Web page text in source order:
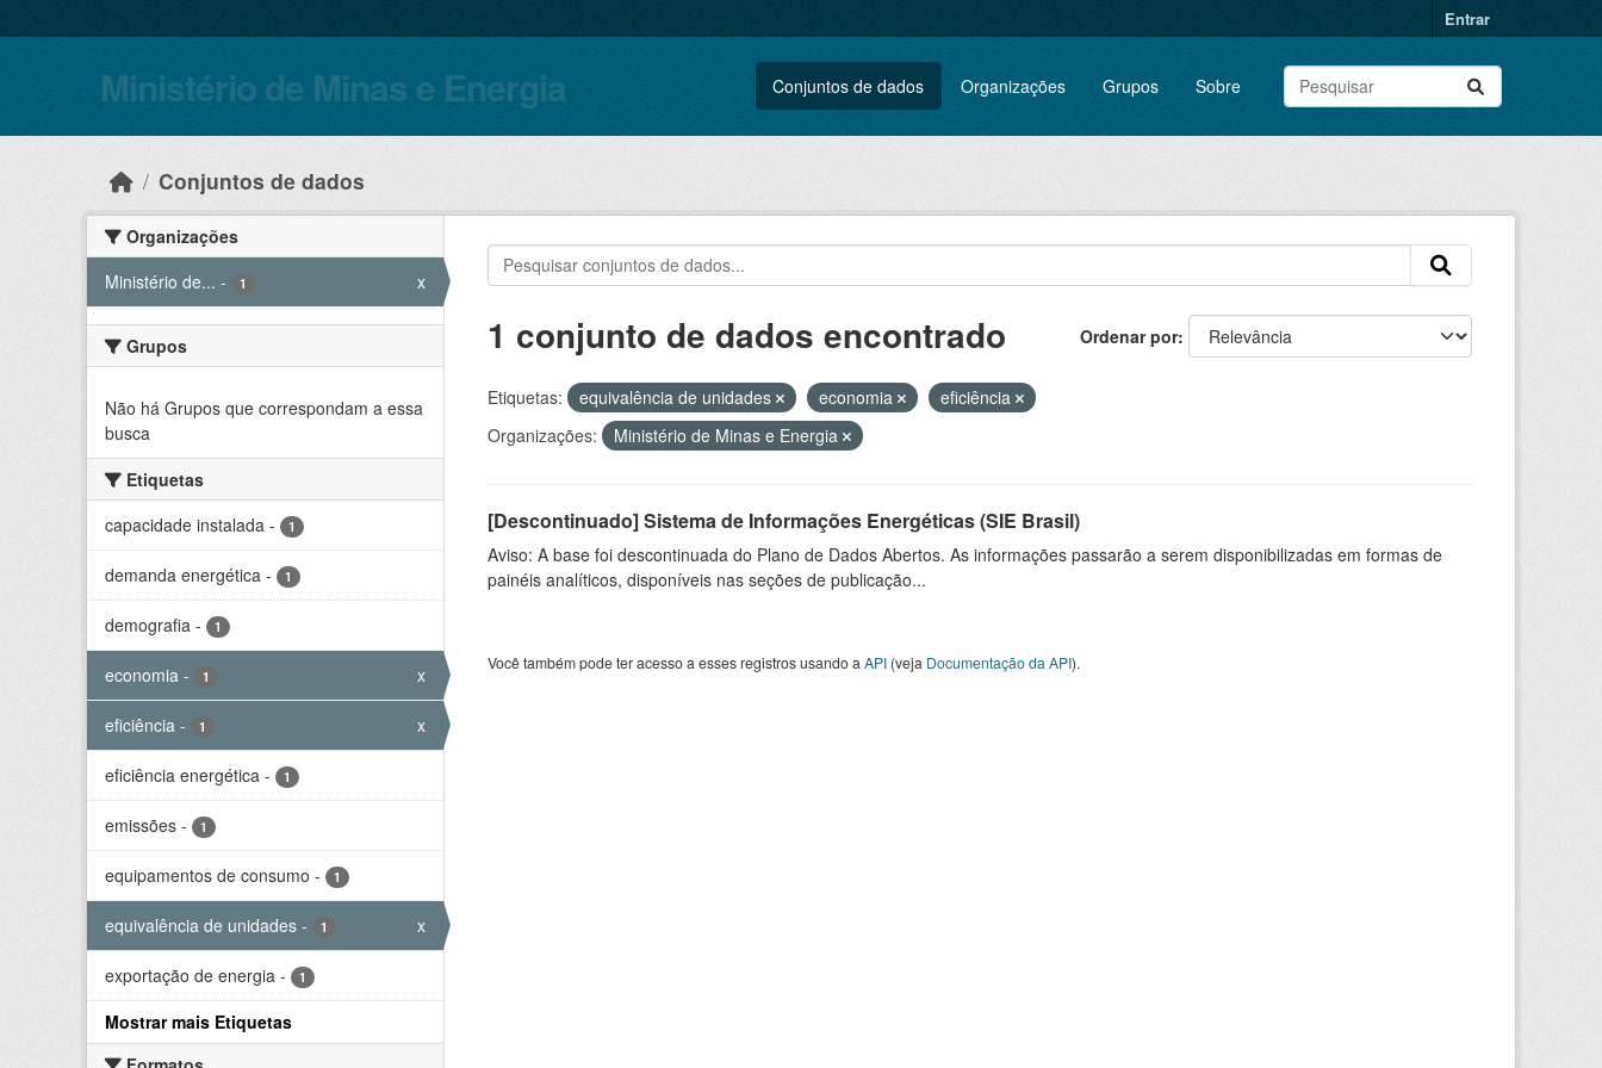
Entrar
Ministério de Minas e Energia Conjuntos de dados Organizações Grupos Sobre
Conjuntos de dados
Organizações
Ministério de... - 1 x
Grupos
Não há Grupos que correspondam a essa
busca
Etiquetas
capacidade instalada - 1
demanda energética - 1
demografia - 1
economia - 1 x
eficiência - 1 x
eficiência energética - 1
emissões - 1
equipamentos de consumo - 1
equivalência de unidades - 1 x
exportação de energia - 1
Mostrar mais Etiquetas
Ordenar por
1 conjunto de dados encontrado
Etiquetas: equivalência de unidades economia
eficiência
Organizações:
Ministério de Minas e Energia
[Descontinuado] Sistema de Informações Energéticas (SIE Brasil)
Aviso: A base foi descontinuada do Plano de Dados Abertos. As informações passarão a serem disponibilizadas em formas de
painéis analíticos, disponíveis nas seções de publicação...
Você também pode ter acesso a esses registros usando a API(veja Documentação da API).